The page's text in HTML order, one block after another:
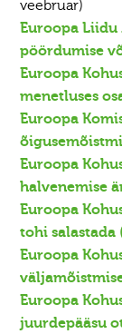
veebruar)
Euroopa Liidu
pöördumise
Euroopa
menetluses
Euroopa
Euroopa
halvenemise
Euroopa
tohi salastada
Euroopa
Euroopa
juurdepääsu